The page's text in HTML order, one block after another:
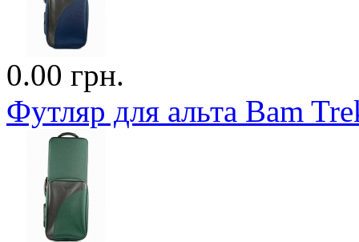
0.00 грн.
Футляр для альта Bam